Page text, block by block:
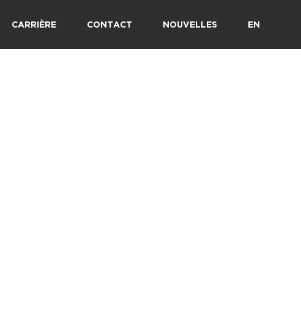
CARRIÈRE CONTACT NOUVELLES EN